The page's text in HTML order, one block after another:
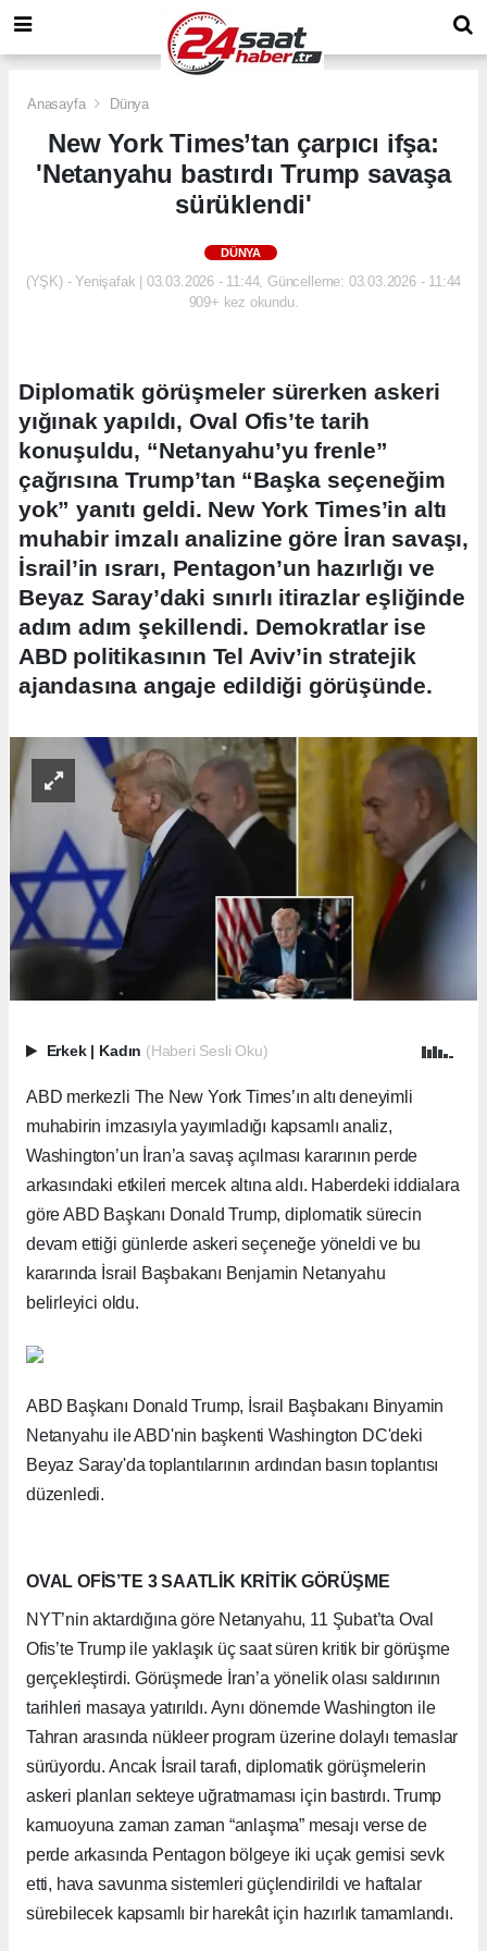
Anasayfa Dünya
New York Times’tan çarpıcı ifşa:
'Netanyahu bastırdı Trump savaşa
sürüklendi'
DÜNYA
(YŞK) - Yenişafak | 03.03.2026 - 11:44, Güncelleme: 03.03.2026 - 11:44
909+ kez okundu.
Diplomatik görüşmeler sürerken askeri
yığınak yapıldı, Oval Ofis’te tarih
konuşuldu, “Netanyahu’yu frenle”
çağrısına Trump’tan “Başka seçeneğim
yok” yanıtı geldi. New York Times’in altı
muhabir imzalı analizine göre İran savaşı,
İsrail’in ısrarı, Pentagon’un hazırlığı ve
Beyaz Saray’daki sınırlı itirazlar eşliğinde
adım adım şekillendi. Demokratlar ise
ABD politikasının Tel Aviv’in stratejik
ajandasına angaje edildiği görüşünde.
Erkek | Kadın (Haberi Sesli Oku)
ABD merkezli The New York Times’ın altı deneyimli
muhabirin imzasıyla yayımladığı kapsamlı analiz,
Washington’un İran’a savaş açılması kararının perde
arkasındaki etkileri mercek altına aldı. Haberdeki iddialara
göre ABD Başkanı Donald Trump, diplomatik sürecin
devam ettiği günlerde askeri seçeneğe yöneldi ve bu
kararında İsrail Başbakanı Benjamin Netanyahu
belirleyici oldu.
ABD Başkanı Donald Trump, İsrail Başbakanı Binyamin
Netanyahu ile ABD'nin başkenti Washington DC'deki
Beyaz Saray'da toplantılarının ardından basın toplantısı
düzenledi.
OVAL OFİS’TE 3 SAATLİK KRİTİK GÖRÜŞME
NYT’nin aktardığına göre Netanyahu, 11 Şubat’ta Oval
Ofis’te Trump ile yaklaşık üç saat süren kritik bir görüşme
gerçekleştirdi. Görüşmede İran’a yönelik olası saldırının
tarihleri masaya yatırıldı. Aynı dönemde Washington ile
Tahran arasında nükleer program üzerine dolaylı temaslar
sürüyordu. Ancak İsrail tarafı, diplomatik görüşmelerin
askeri planları sekteye uğratmaması için bastırdı. Trump
kamuoyuna zaman zaman “anlaşma” mesajı verse de
perde arkasında Pentagon bölgeye iki uçak gemisi sevk
etti, hava savunma sistemleri güçlendirildi ve haftalar
sürebilecek kapsamlı bir harekât için hazırlık tamamlandı.